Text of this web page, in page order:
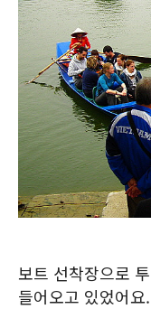
보트 선착장으로
들어오고 있었어요.